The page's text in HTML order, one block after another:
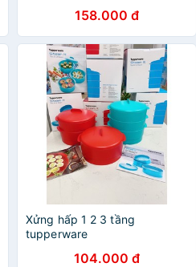
158.000 đ
Xửng hấp 1 2 3 tầng
tupperware
104.000 đ